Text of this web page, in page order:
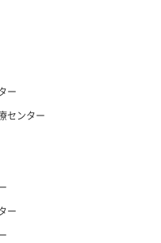
ー
センター
ー